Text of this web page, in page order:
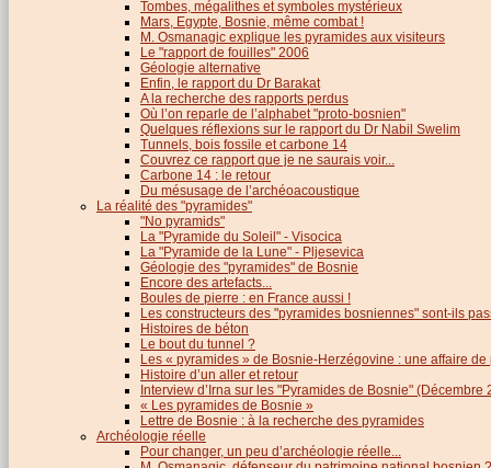
Tombes, mégalithes et symboles mystérieux
Mars, Egypte, Bosnie, même combat !
M. Osmanagic explique les pyramides aux visiteurs
Le "rapport de fouilles" 2006
Géologie alternative
Enfin, le rapport du Dr Barakat
A la recherche des rapports perdus
Où l’on reparle de l’alphabet "proto-bosnien"
Quelques réflexions sur le rapport du Dr Nabil Swelim
Tunnels, bois fossile et carbone 14
Couvrez ce rapport que je ne saurais voir...
Carbone 14 : le retour
Du mésusage de l’archéoacoustique
La réalité des "pyramides"
"No pyramids"
La "Pyramide du Soleil" - Visocica
La "Pyramide de la Lune" - Pljesevica
Géologie des "pyramides" de Bosnie
Encore des artefacts...
Boules de pierre : en France aussi !
Les constructeurs des "pyramides bosniennes" sont-ils
Histoires de béton
Le bout du tunnel ?
Les « pyramides » de Bosnie-Herzégovine : une affaire
Histoire d’un aller et retour
Interview d’Irna sur les "Pyramides de Bosnie" (Décembre
« Les pyramides de Bosnie »
Lettre de Bosnie : à la recherche des pyramides
Archéologie réelle
Pour changer, un peu d’archéologie réelle...